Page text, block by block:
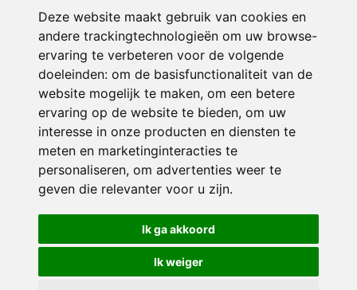
Deze website maakt gebruik van cookies en
andere trackingtechnologieën om uw browse-
ervaring te verbeteren voor de volgende
doeleinden: om de basisfunctionaliteit van de
website mogelijk te maken, om een betere
ervaring op de website te bieden, om uw
interesse in onze producten en diensten te
meten en marketinginteracties te
personaliseren, om advertenties weer te
geven die relevanter voor u zijn.
Ik ga akkoord
Ik weiger
© 2026 Avonturijn | Alle rechten voorbehouden
Privacy policy|Disclaimer| Klachtenregeling|RSIN en Anbi
voorkeuren
Crealisatie The MindOffice